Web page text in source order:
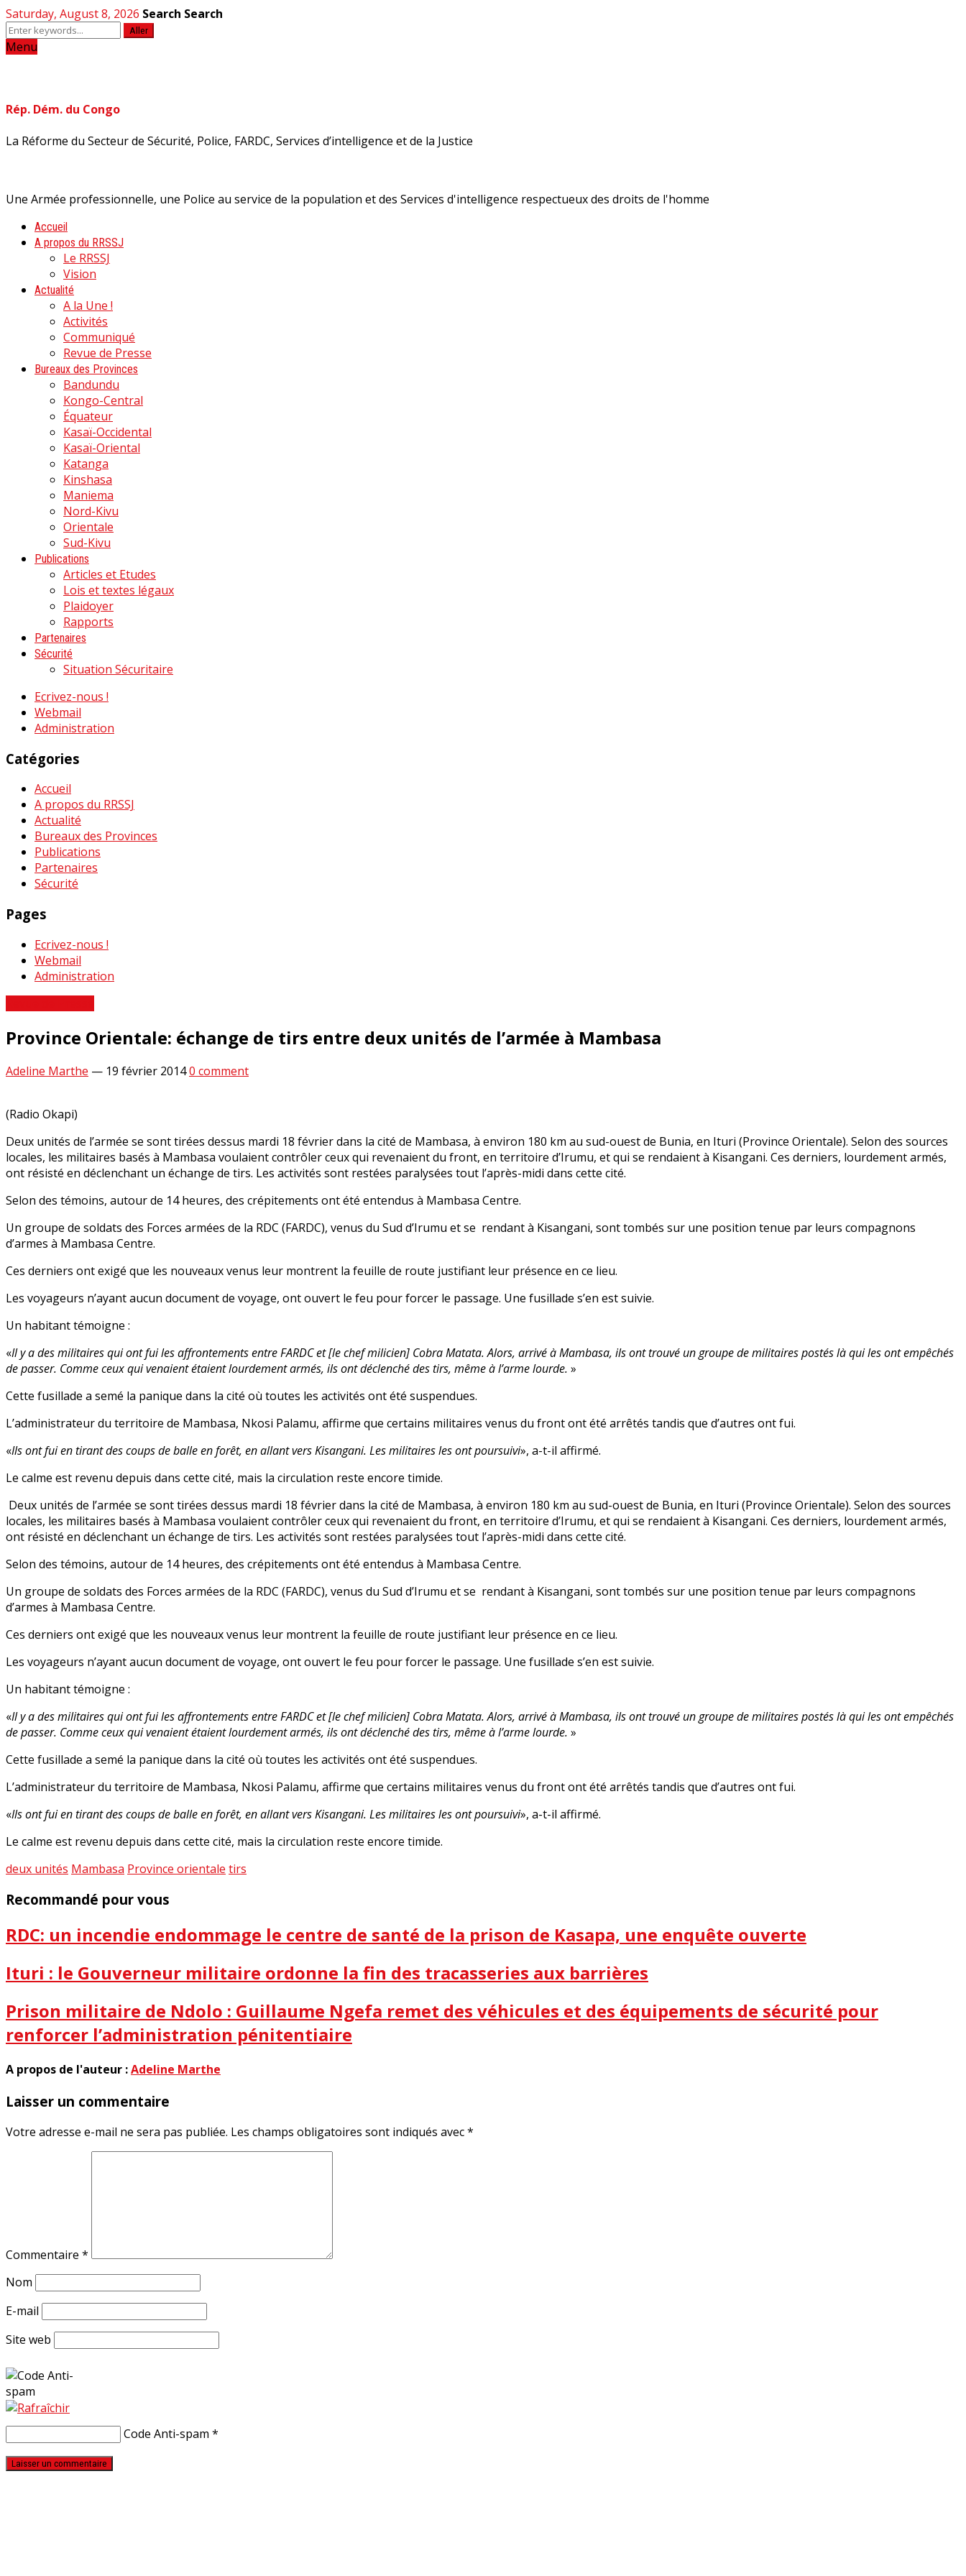
Saturday, August 8, 2026 Search Search
Aller
Menu
Rép. Dém. du Congo
La Réforme du Secteur de Sécurité, Police, FARDC, Services d’intelligence et de la Justice
Une Armée professionnelle, une Police au service de la population et des Services d'intelligence respectueux des droits de l'homme
Accueil
A propos du RRSSJ
Le RRSSJ
Vision
Actualité
A la Une !
Activités
Communiqué
Revue de Presse
Bureaux des Provinces
Bandundu
Kongo-Central
Équateur
Kasaï-Occidental
Kasaï-Oriental
Katanga
Kinshasa
Maniema
Nord-Kivu
Orientale
Sud-Kivu
Publications
Articles et Etudes
Lois et textes légaux
Plaidoyer
Rapports
Partenaires
Sécurité
Situation Sécuritaire
Ecrivez-nous !
Webmail
Administration
Catégories
Accueil
A propos du RRSSJ
Actualité
Bureaux des Provinces
Publications
Partenaires
Sécurité
Pages
Ecrivez-nous !
Webmail
Administration
Province Orientale: échange de tirs entre deux unités de l’armée à Mambasa
Adeline Marthe — 19 février 20140 comment
(Radio Okapi)
Deux unités de l’armée se sont tirées dessus mardi 18 février dans la cité de Mambasa, à environ 180 km au sud-ouest de Bunia, en Ituri (Province Orientale). Selon des sources
locales, les militaires basés à Mambasa voulaient contrôler ceux qui revenaient du front, en territoire d’Irumu, et qui se rendaient à Kisangani. Ces derniers, lourdement armés,
ont résisté en déclenchant un échange de tirs. Les activités sont restées paralysées tout l’après-midi dans cette cité.
Selon des témoins, autour de 14 heures, des crépitements ont été entendus à Mambasa Centre.
Un groupe de soldats des Forces armées de la RDC (FARDC), venus du Sud d’Irumu et se rendant à Kisangani, sont tombés sur une position tenue par leurs compagnons
d’armes à Mambasa Centre.
Ces derniers ont exigé que les nouveaux venus leur montrent la feuille de route justifiant leur présence en ce lieu.
Les voyageurs n’ayant aucun document de voyage, ont ouvert le feu pour forcer le passage. Une fusillade s’en est suivie.
Un habitant témoigne :
«Il y a des militaires qui ont fui les affrontements entre FARDC et [le chef milicien] Cobra Matata. Alors, arrivé à Mambasa, ils ont trouvé un groupe de militaires postés là qui les ont empêchés
de passer. Comme ceux qui venaient étaient lourdement armés, ils ont déclenché des tirs, même à l’arme lourde. »
Cette fusillade a semé la panique dans la cité où toutes les activités ont été suspendues.
L’administrateur du territoire de Mambasa, Nkosi Palamu, affirme que certains militaires venus du front ont été arrêtés tandis que d’autres ont fui.
«Ils ont fui en tirant des coups de balle en forêt, en allant vers Kisangani. Les militaires les ont poursuivi», a-t-il affirmé.
Le calme est revenu depuis dans cette cité, mais la circulation reste encore timide.
Deux unités de l’armée se sont tirées dessus mardi 18 février dans la cité de Mambasa, à environ 180 km au sud-ouest de Bunia, en Ituri (Province Orientale). Selon des sources
locales, les militaires basés à Mambasa voulaient contrôler ceux qui revenaient du front, en territoire d’Irumu, et qui se rendaient à Kisangani. Ces derniers, lourdement armés,
ont résisté en déclenchant un échange de tirs. Les activités sont restées paralysées tout l’après-midi dans cette cité.
Selon des témoins, autour de 14 heures, des crépitements ont été entendus à Mambasa Centre.
Un groupe de soldats des Forces armées de la RDC (FARDC), venus du Sud d’Irumu et se rendant à Kisangani, sont tombés sur une position tenue par leurs compagnons
d’armes à Mambasa Centre.
Ces derniers ont exigé que les nouveaux venus leur montrent la feuille de route justifiant leur présence en ce lieu.
Les voyageurs n’ayant aucun document de voyage, ont ouvert le feu pour forcer le passage. Une fusillade s’en est suivie.
Un habitant témoigne :
«Il y a des militaires qui ont fui les affrontements entre FARDC et [le chef milicien] Cobra Matata. Alors, arrivé à Mambasa, ils ont trouvé un groupe de militaires postés là qui les ont empêchés
de passer. Comme ceux qui venaient étaient lourdement armés, ils ont déclenché des tirs, même à l’arme lourde. »
Cette fusillade a semé la panique dans la cité où toutes les activités ont été suspendues.
L’administrateur du territoire de Mambasa, Nkosi Palamu, affirme que certains militaires venus du front ont été arrêtés tandis que d’autres ont fui.
«Ils ont fui en tirant des coups de balle en forêt, en allant vers Kisangani. Les militaires les ont poursuivi», a-t-il affirmé.
Le calme est revenu depuis dans cette cité, mais la circulation reste encore timide.
deux unités Mambasa Province orientale tirs
Recommandé pour vous
RDC: un incendie endommage le centre de santé de la prison de Kasapa, une enquête ouverte
Ituri : le Gouverneur militaire ordonne la fin des tracasseries aux barrières
Prison militaire de Ndolo : Guillaume Ngefa remet des véhicules et des équipements de sécurité pour
renforcer l’administration pénitentiaire
A propos de l'auteur :Adeline Marthe
Laisser un commentaire
Votre adresse e-mail ne sera pas publiée. Les champs obligatoires sont indiqués avec*
Commentaire *
Nom
E-mail
Site web
Code Anti-spam *